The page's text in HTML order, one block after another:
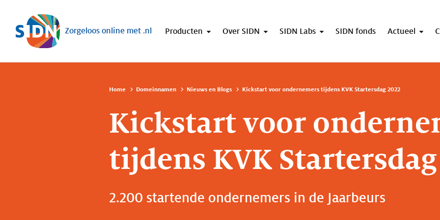
Sla navigatie over
Zorgeloos online met .nl Producten Over SIDN SIDN Labs SIDN fonds Actueel
Home Domeinnamen Nieuws en Blogs Kickstart voor ondernemers tijdens KVK Startersdag 2022
Kickstart voor
tijdens KVK
2.200 startende ondernemers in de Jaarbeurs